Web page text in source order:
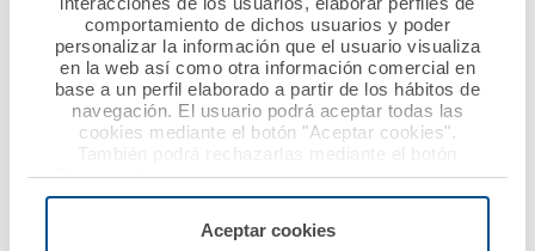
comportamiento de dichos usuarios y poder
personalizar la información que el usuario visualiza
en la web así como otra información comercial en
base a un perfil elaborado a partir de los hábitos de
navegación. El usuario podrá aceptar todas las
cookies mediante el botón "Aceptar cookies".
También podrá rechazarlas mediante el botón
"Rechazar", donde se rechazarán todas las cookies
menos las necesarias para permitir el acceso a los
configurarlas usando el botón “Personalizar".
Aceptar cookies
Ver noticia